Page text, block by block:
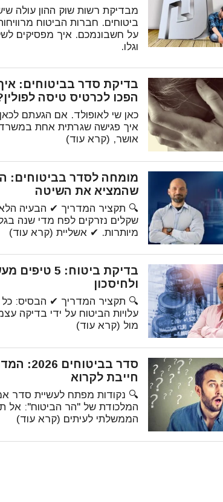
מבדיקת רשות שוק ההון עולה
ביטוחים. חברות הביטוח
על חשבונמכם. איך מפסיקים
וגלו.
בדיקת סדר בביטוחים:
הפכו לכרטיס טיסה
כאן שי לאופולד. אם הגעתם
איך פגישה שגרתית אחת
אושר, (קרא עוד)
מומחה לסדר בביטוחים:
שהמציא את השיטה
שקלים נזרקים לפח מדי שנה
מיותרות. ✔ אשליית (קרא עוד)
בדיקת ביטוח:
ולחיסכון
🔍 תקציר המדריך ✔ הבסיס: כל
עלויות הביטוח על ידי בדיקה
מול (קרא עוד)
סדר
חייבת לקרוא
🔍 נקודות מפתח לעשיית סדר
המלכודת של "הר הביטוח": אל
הממשלתי לעיתים (קרא עוד)